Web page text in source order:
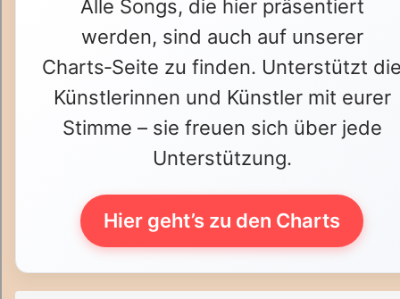
Alle Songs, die hier präsentiert
werden, sind auch auf unserer
Charts‑Seite zu finden. Unterstützt
Künstlerinnen und Künstler mit eurer
Stimme – sie freuen sich über jede
Unterstützung.
Hier geht’s zu den Charts